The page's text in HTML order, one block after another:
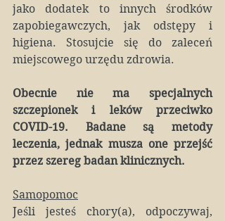
jako dodatek to innych środków
zapobiegawczych, jak odstępy i
higiena. Stosujcie się do zaleceń
miejscowego urzędu zdrowia.
Obecnie nie ma specjalnych
szczepionek i leków przeciwko
COVID-19. Badane są metody
leczenia, jednak musza one przejść
przez szereg badan klinicznych.
Samopomoc
Jeśli jesteś chory(a), odpoczywaj,